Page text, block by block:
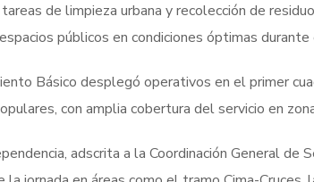
de limpieza urbana y recolección de
públicos en condiciones óptimas
Básico desplegó operativos en el primer
con amplia cobertura del servicio en
adscrita a la Coordinación General de